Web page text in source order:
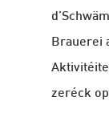
Brauerei
zeréck